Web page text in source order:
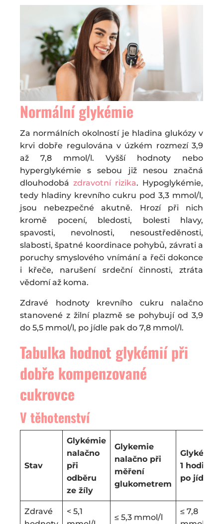
Normální glykémie
Za normálních okolností je hladina glukózy v
krvi dobře regulována v úzkém rozmezí 3,9
až 7,8 mmol/l. Vyšší hodnoty nebo
hyperglykémie s sebou již nesou značná
dlouhodobá zdravotní rizika. Hypoglykémie,
tedy hladiny krevního cukru pod 3,3 mmol/l,
jsou nebezpečné akutně. Hrozí při nich
kromě pocení, bledosti, bolesti hlavy,
spavosti, nevolnosti, nesoustředěnosti,
slabosti, špatné koordinace pohybů, závrati a
poruchy smyslového vnímání a řeči dokonce
i křeče, narušení srdeční činnosti, ztráta
vědomí až koma.
Zdravé hodnoty krevního cukru nalačno
stanovené z žilní plazmě se pohybují od 3,9
do 5,5 mmol/l, po jídle pak do 7,8 mmol/l.
Tabulka hodnot glykémií při
dobře kompenzované
cukrovce
V těhotenství
Stav
Glykémie
nalačno
při
odběru
ze žíly
Glykemie
nalačno při
měření
glukometrem
Glykémie
1 hodinu
po jídle
Zdravé
< 5,1
≤ 5,3 mmol/l
≤ 7,8